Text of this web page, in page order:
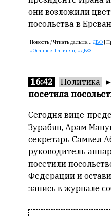
они возложили
посольства в
Новость /Чтиать дальше... ДВФ |
Оганнес Шагинян, ДВФ
16:42 Политика ►
посетила
Сегодня вице-
Зурабян, Арам
секретарь Самвел
руководитель
посетили
Федерации и
запись в журнале